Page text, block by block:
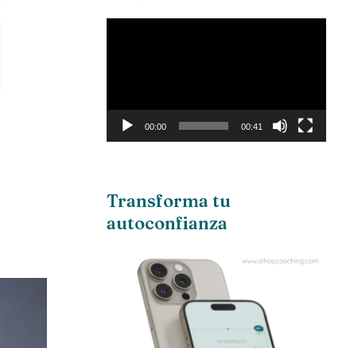
00:00 00:41
Transforma tu
autoconfianza